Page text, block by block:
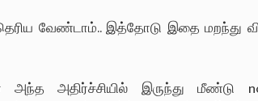
வேண்டாம்.. இத்தோடு இதை மறந்து
அதிர்ச்சியில் இருந்து மீண்டு